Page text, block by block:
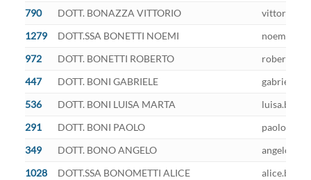
790
DOTT. BONAZZA VITTORIO
1279
DOTT.SSA BONETTI NOEMI
972
DOTT. BONETTI ROBERTO
447
DOTT. BONI GABRIELE
536
DOTT. BONI LUISA MARTA
291
DOTT. BONI PAOLO
349
DOTT. BONO ANGELO
1028
DOTT.SSA BONOMETTI ALICE